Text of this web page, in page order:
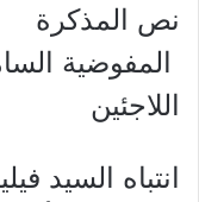
نص المذكرة
المفوضية
اللاجئين
انتباه السيد